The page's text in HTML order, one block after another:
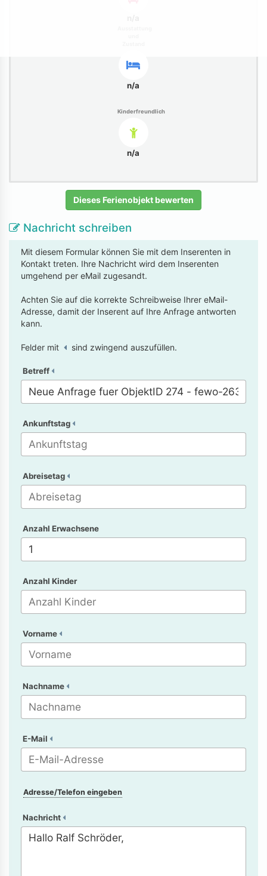
n/a
Kinderfreundlich
n/a
Dieses Ferienobjekt bewerten
Nachricht schreiben
Mit diesem Formular können Sie mit dem Inserenten in
Kontakt treten. Ihre Nachricht wird dem Inserenten
umgehend per eMail zugesandt.
Achten Sie auf die korrekte Schreibweise Ihrer eMail-
Adresse, damit der Inserent auf Ihre Anfrage antworten
kann.
Felder mit sind zwingend auszufüllen.
Betreff
Ankunftstag
Abreisetag
Anzahl Erwachsene
Anzahl Kinder
Vorname
Nachname
E-Mail
Adresse/Telefon eingeben
Nachricht